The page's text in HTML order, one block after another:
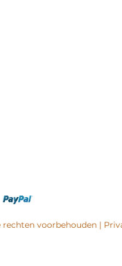
voorbehouden |